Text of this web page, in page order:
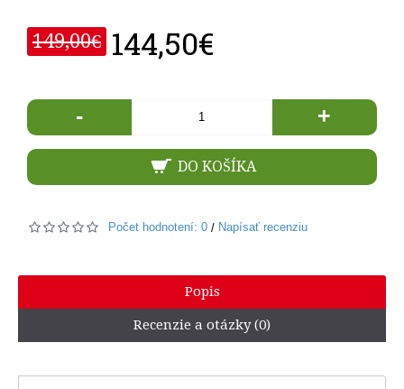
149,00€ 144,50€
- +
DO KOŠÍKA
Počet hodnotení: 0 / Napísať recenziu
Popis
Recenzie a otázky (0)